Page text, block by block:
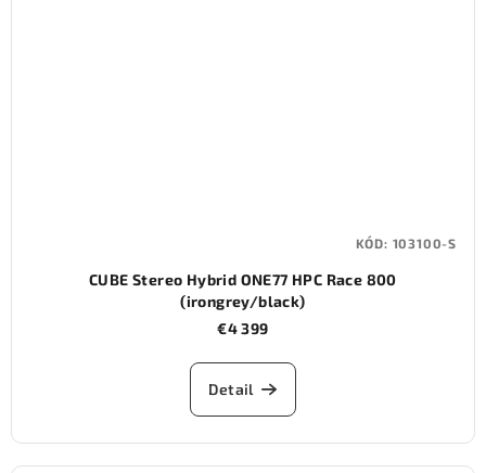
CUBE Stereo Hybrid ONE77 HPC Race 800
(irongrey/black)
€4 399
Detail
KÓD: 103100-S